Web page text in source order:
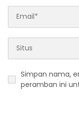
Simpan nama,
peramban ini